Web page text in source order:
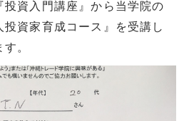
資入門講座』から当学院の
資家育成コース』を受講し
。